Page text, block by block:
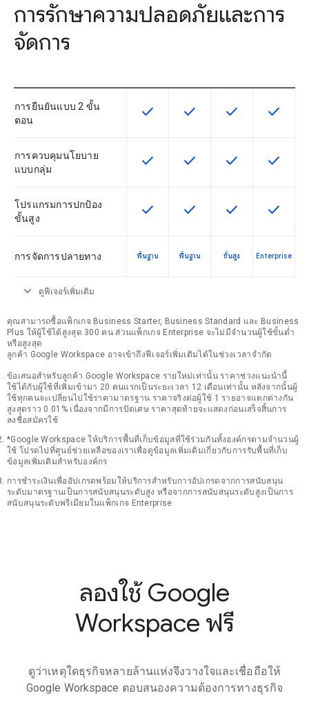
การรักษาความปลอดภัยและการ
จัดการ
การยืนยันแบบ 2 ขั้น
ตอน
ฟีเจอร์นี้ใช้ได้กับ SKU
check ฟีเจอร์นี้ใช้ได้กับ SKU
check ฟีเจอร์นี้ใช้ได้กับ
check ฟีเจอร์นี้
check
การควบคุมนโยบาย
แบบกลุ่ม
ฟีเจอร์นี้ใช้ได้กับ SKU
check ฟีเจอร์นี้ใช้ได้กับ SKU
check ฟีเจอร์นี้ใช้ได้กับ
check ฟีเจอร์นี้
check
โปรแกรมการปกป้อง
ขั้นสูง
ฟีเจอร์นี้ใช้ได้กับ SKU
check ฟีเจอร์นี้ใช้ได้กับ SKU
check ฟีเจอร์นี้ใช้ได้กับ
check ฟีเจอร์นี้
check
การจัดการปลายทาง พื้นฐาน พื้นฐาน ขั้นสูง Enterprise
expand_more ดูฟีเจอร์เพิ่มเติม
คุณสามารถซื้อแพ็กเกจ Business Starter, Business Standard และ Business
Plus ให้ผู้ใช้ได้สูงสุด 300 คน ส่วนแพ็กเกจ Enterprise จะไม่มีจำนวนผู้ใช้ขั้นต่ำ
หรือสูงสุด
ลูกค้า Google Workspace อาจเข้าถึงฟีเจอร์เพิ่มเติมได้ในช่วงเวลาจำกัด
ข้อเสนอสำหรับลูกค้า Google Workspace รายใหม่เท่านั้น ราคาช่วงแนะนำนี้
ใช้ได้กับผู้ใช้ที่เพิ่มเข้ามา 20 คนแรกเป็นระยะเวลา 12 เดือนเท่านั้น หลังจากนั้นผู้
ใช้ทุกคนจะเปลี่ยนไปใช้ราคามาตรฐาน ราคาจริงต่อผู้ใช้ 1 รายอาจแตกต่างกัน
สูงสุดราว 0.01% เนื่องจากมีการปัดเศษ ราคาสุดท้ายจะแสดงก่อนเสร็จสิ้นการ
ลงชื่อสมัครใช้
*Google Workspace ให้บริการพื้นที่เก็บข้อมูลที่ใช้ร่วมกันทั้งองค์กรตามจำนวนผู้
ใช้ โปรดไปที่ศูนย์ช่วยเหลือของเราเพื่อดูข้อมูลเพิ่มเติมเกี่ยวกับการรับพื้นที่เก็บ
ข้อมูลเพิ่มเติมสำหรับองค์กร
การชำระเงินเพื่ออัปเกรดพร้อมให้บริการสำหรับการอัปเกรดจากการสนับสนุน
ระดับมาตรฐานเป็นการสนับสนุนระดับสูง หรือจากการสนับสนุนระดับสูงเป็นการ
สนับสนุนระดับพรีเมียมในแพ็กเกจ Enterprise
ลองใช้ Google
Workspace ฟรี
ดูว่าเหตุใดธุรกิจหลายล้านแห่งจึงวางใจและเชื่อถือให้
Google Workspace ตอบสนองความต้องการทางธุรกิจ